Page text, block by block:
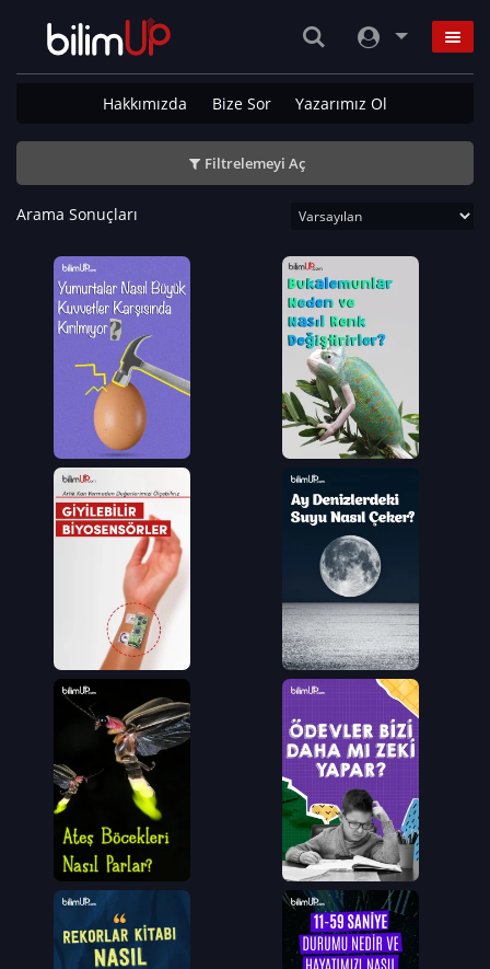
Hakkımızda Bize Sor Yazarımız Ol
Filtrelemeyi Aç
Arama Sonuçları